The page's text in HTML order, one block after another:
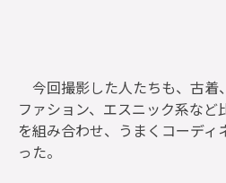
今回撮影した人たちも、古着
ファション、エスニック系など
を組み合わせ、うまくコーデ
った。